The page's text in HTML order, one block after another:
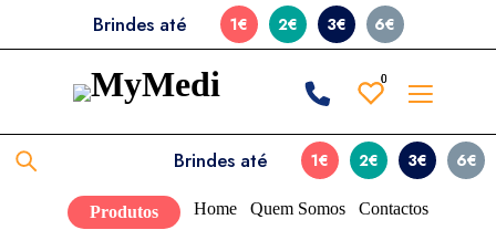
Brindes até 1€ 2€ 3€ 6€
0
0
Brindes até 1€ 2€ 3€ 6€
Produtos Home Quem Somos Contactos